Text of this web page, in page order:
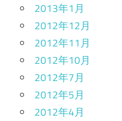
2013年1月
2012年12月
2012年11月
2012年10月
2012年7月
2012年5月
2012年4月